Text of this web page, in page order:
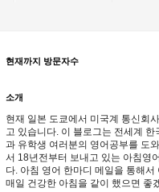
현재까지 방문자수
소개
현재 일본 도쿄에서 미국계 통신회
고 있습니다. 이 블로그는 전세계 한
과 유학생 여러분의 영어공부를 도
서 18년전부터 보내고 있는 아침영
다. 아침 영어 한마디 메일을 통해서
매일 건강한 아침을 같이 했으면 좋